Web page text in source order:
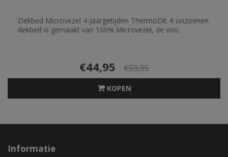
Dekbed Microvezel 4-Jaargetijden ThermoDit 4 seizoenen
dekbed is gemaakt van 100% Microvezel, de voo..
€44,95 €59,95
KOPEN
Informatie